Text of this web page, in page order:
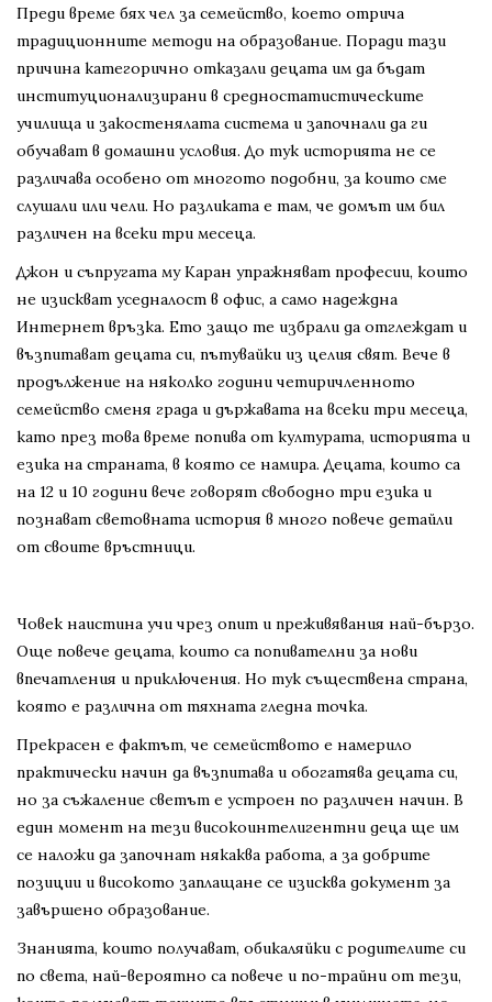
Преди време бях чел за семейство, което отрича
традиционните методи на образование. Поради тази
причина категорично отказали децата им да бъдат
институционализирани в средностатистическите
училища и закостенялата система и започнали да ги
обучават в домашни условия. До тук историята не се
различава особено от многото подобни, за които сме
слушали или чели. Но разликата е там, че домът им бил
различен на всеки три месеца.
Джон и съпругата му Каран упражняват професии, които
не изискват уседналост в офис, а само надеждна
Интернет връзка. Ето защо те избрали да отглеждат и
възпитават децата си, пътувайки из целия свят. Вече в
продължение на няколко години четиричленното
семейство сменя града и държавата на всеки три месеца,
като през това време попива от културата, историята и
езика на страната, в която се намира. Децата, които са
на 12 и 10 години вече говорят свободно три езика и
познават световната история в много повече детайли
от своите връстници.
Човек наистина учи чрез опит и преживявания най-бързо.
Още повече децата, които са попивателни за нови
впечатления и приключения. Но тук съществена страна,
която е различна от тяхната гледна точка.
Прекрасен е фактът, че семейството е намерило
практически начин да възпитава и обогатява децата си,
но за съжаление светът е устроен по различен начин. В
един момент на тези високоинтелигентни деца ще им
се наложи да започнат някаква работа, а за добрите
позиции и високото заплащане се изисква документ за
завършено образование.
Знанията, които получават, обикаляйки с родителите си
по света, най-вероятно са повече и по-трайни от тези,